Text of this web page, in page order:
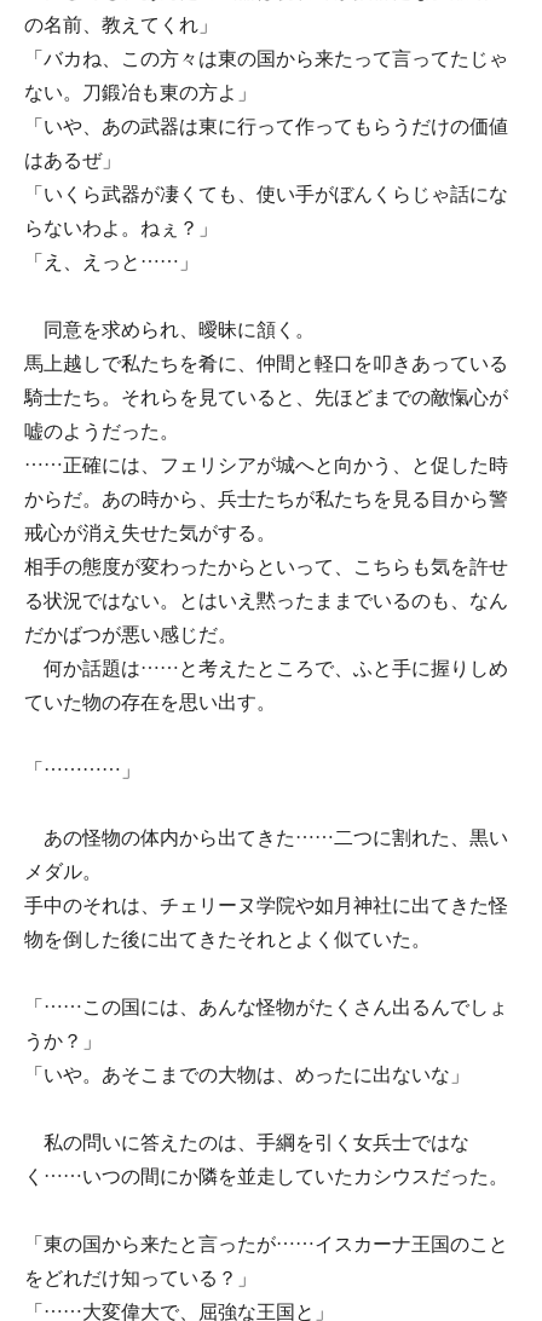
の名前、教えてくれ」
「バカね、この方々は東の国から来たって言ってたじゃ
ない。刀鍛冶も東の方よ」
「いや、あの武器は東に行って作ってもらうだけの価値
はあるぜ」
「いくら武器が凄くても、使い手がぼんくらじゃ話にな
らないわよ。ねぇ？」
「え、えっと……」
同意を求められ、曖昧に頷く。
馬上越しで私たちを肴に、仲間と軽口を叩きあっている
騎士たち。それらを見ていると、先ほどまでの敵愾心が
嘘のようだった。
……正確には、フェリシアが城へと向かう、と促した時
からだ。あの時から、兵士たちが私たちを見る目から警
戒心が消え失せた気がする。
相手の態度が変わったからといって、こちらも気を許せ
る状況ではない。とはいえ黙ったままでいるのも、なん
だかばつが悪い感じだ。
何か話題は……と考えたところで、ふと手に握りしめ
ていた物の存在を思い出す。
「…………」
あの怪物の体内から出てきた……二つに割れた、黒い
メダル。
手中のそれは、チェリーヌ学院や如月神社に出てきた怪
物を倒した後に出てきたそれとよく似ていた。
「……この国には、あんな怪物がたくさん出るんでしょ
うか？」
「いや。あそこまでの大物は、めったに出ないな」
私の問いに答えたのは、手綱を引く女兵士ではな
く……いつの間にか隣を並走していたカシウスだった。
「東の国から来たと言ったが……イスカーナ王国のこと
をどれだけ知っている？」
「……大変偉大で、屈強な王国と」